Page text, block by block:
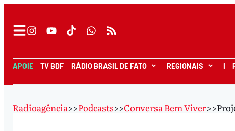
APOIE TV BDF RÁDIO BRASIL DE FATO REGIONAIS I
Radioagência>>Podcasts>>Conversa Bem Viver>>